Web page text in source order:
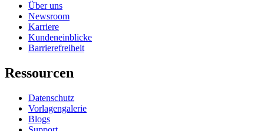
Über uns
Newsroom
Karriere
Kundeneinblicke
Barrierefreiheit
Ressourcen
Datenschutz
Vorlagengalerie
Blogs